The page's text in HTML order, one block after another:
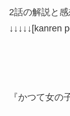
2話の解説と
↓↓↓↓↓ [kanren
『かつて女の